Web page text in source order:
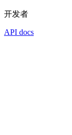
开发者
API docs